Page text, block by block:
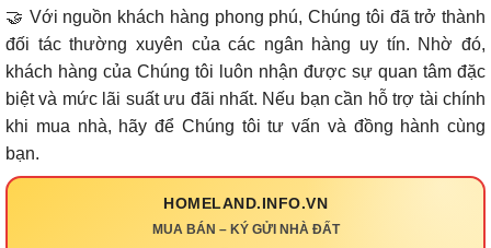
🤝 Với nguồn khách hàng phong phú, Chúng tôi đã trở thành
đối tác thường xuyên của các ngân hàng uy tín. Nhờ đó,
khách hàng của Chúng tôi luôn nhận được sự quan tâm đặc
biệt và mức lãi suất ưu đãi nhất. Nếu bạn cần hỗ trợ tài chính
khi mua nhà, hãy để Chúng tôi tư vấn và đồng hành cùng
bạn.
HOMELAND.INFO.VN
MUA BÁN – KÝ GỬI NHÀ ĐẤT